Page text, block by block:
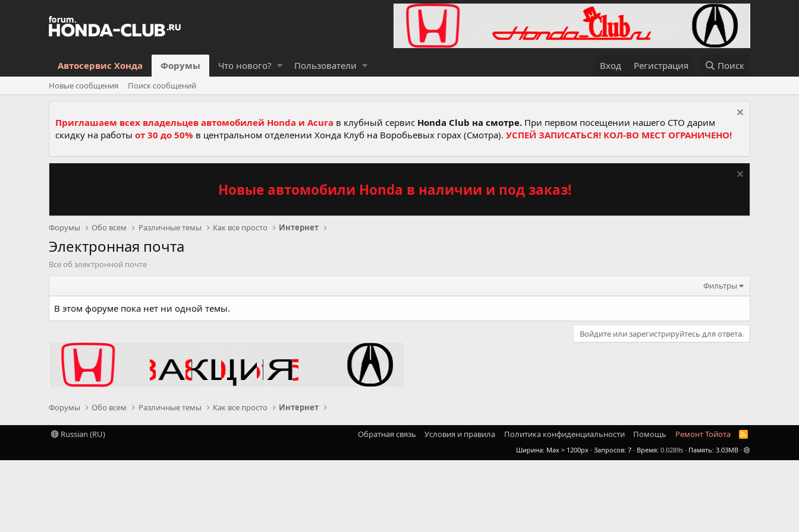
Автосервис Хонда Форумы Что нового? Пользователи Вход Регистрация Поиск
Новые сообщения Поиск сообщений
Приглашаем всех владельцев автомобилей Honda и Acura в клубный сервис Honda Club на смотре. При первом посещении нашего СТО дарим
скидку на работы от 30 до 50% в центральном отделении Хонда Клуб на Воробьевых горах (Смотра). УСПЕЙ ЗАПИСАТЬСЯ! КОЛ-ВО МЕСТ ОГРАНИЧЕНО!
Новые автомобили Honda в наличии и под заказ!
Форумы Обо всем Различные темы Как все просто Интернет
Электронная почта
Все об электронной почте
Фильтры
В этом форуме пока нет ни одной темы.
Войдите или зарегистрируйтесь для ответа.
Форумы Обо всем Различные темы Как все просто Интернет
Russian (RU) Обратная связь Условия и правила Политика конфиденциальности Помощь Ремонт Тойота
R
S
Ширина Запросов 7 Время 0.0289s Память 3.03MB